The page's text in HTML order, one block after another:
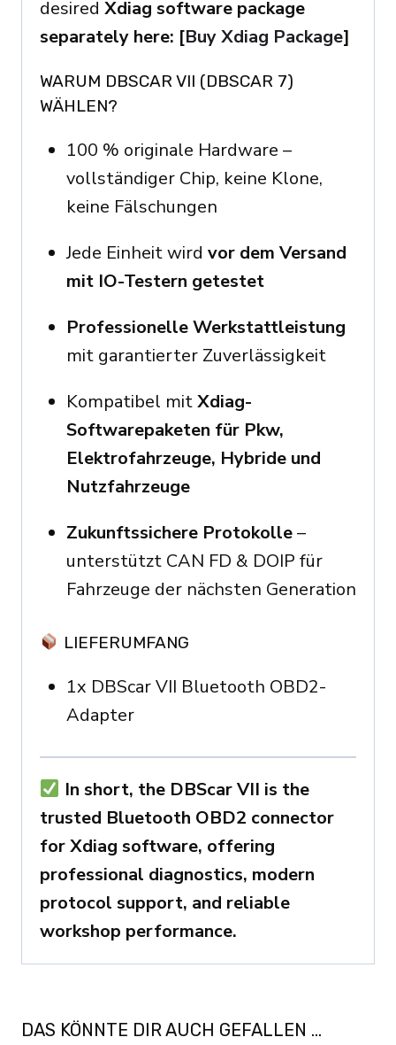
desired Xdiag software package
separately here: [Buy Xdiag Package]
WARUM DBSCAR VII (DBSCAR 7)
WÄHLEN?
100 % originale Hardware –
vollständiger Chip, keine Klone,
keine Fälschungen
Jede Einheit wird vor dem Versand
mit IO-Testern getestet
Professionelle Werkstattleistung
mit garantierter Zuverlässigkeit
Kompatibel mitXdiag-
Softwarepaketen für Pkw,
Elektrofahrzeuge, Hybride und
Nutzfahrzeuge
Zukunftssichere Protokolle–
unterstützt CAN FD & DOIP für
Fahrzeuge der nächsten Generation
LIEFERUMFANG
1x DBScar VII Bluetooth OBD2-
Adapter
In short, the DBScar VII is the
trusted Bluetooth OBD2 connector
for Xdiag software, offering
professional diagnostics, modern
protocol support, and reliable
workshop performance.
DAS KÖNNTE DIR AUCH GEFALLEN …